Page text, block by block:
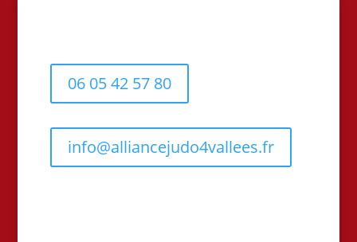
06 05 42 57 80
info@alliancejudo4vallees.fr